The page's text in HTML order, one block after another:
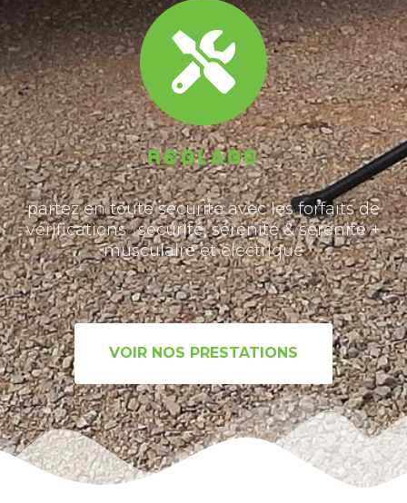
ReGLAGE
partez en toute sécurité avec les forfaits de
vérifications : sécurité, sérénité & sérénité +
musculaire et électrique
VOIR NOS PRESTATIONS